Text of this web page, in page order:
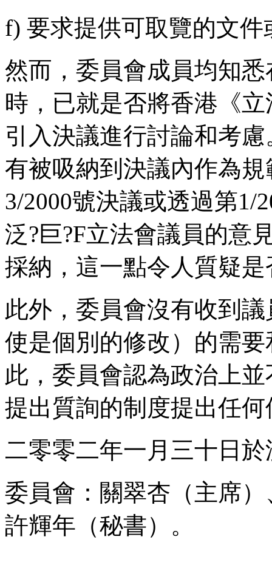
f) 要求提供可取覽的文
然而，委員會成員均知
時，已就是否將香港《
引入決議進行討論和考
有被吸納到決議內作為
3/2000號決議或透過第1/
泛?巨?F立法會議員的意
採納，這一點令人質疑
此外，委員會沒有收到
使是個別的修改）的需
此，委員會認為政治上
提出質詢的制度提出任
二零零二年一月三十日於
委員會：關翠杏（主席
許輝年（秘書）。